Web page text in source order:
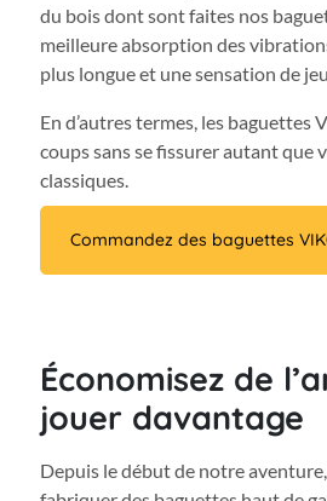
du bois dont sont faites nos
meilleure absorption des
plus longue et une sensation de
En d’autres termes, les baguettes
coups sans se fissurer autant que
classiques.
Commandez des baguettes
Économisez de
jouer davantage
Depuis le début de notre